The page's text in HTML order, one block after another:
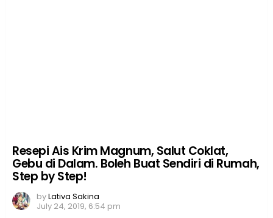
Resepi Ais Krim Magnum, Salut Coklat,
Gebu di Dalam. Boleh Buat Sendiri di Rumah,
Step by Step!
byLativa Sakina
July 24, 2019, 6:54 pm